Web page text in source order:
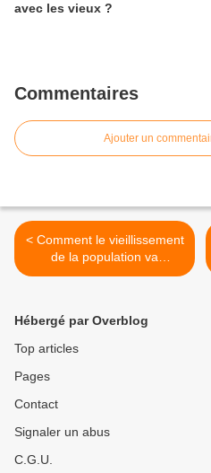
avec les vieux ?
Commentaires
Ajouter un
< Comment le vieillissement
de la population va
bouleverser nos sociétés
Hébergé par Overblog
Top articles
Pages
Contact
Signaler un abus
C.G.U.